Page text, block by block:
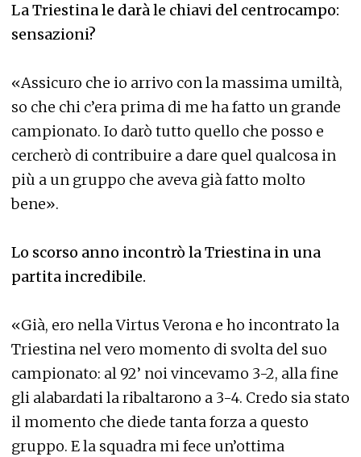
La Triestina le darà le chiavi del centrocampo:
sensazioni?
«Assicuro che io arrivo con la massima umiltà,
so che chi c’era prima di me ha fatto un grande
campionato. Io darò tutto quello che posso e
cercherò di contribuire a dare quel qualcosa in
più a un gruppo che aveva già fatto molto
bene».
Lo scorso anno incontrò la Triestina in una
partita incredibile.
«Già, ero nella Virtus Verona e ho incontrato la
Triestina nel vero momento di svolta del suo
campionato: al 92’ noi vincevamo 3-2, alla fine
gli alabardati la ribaltarono a 3-4. Credo sia stato
il momento che diede tanta forza a questo
gruppo. E la squadra mi fece un’ottima